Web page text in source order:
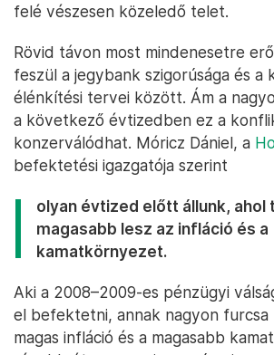
felé vészesen közeledő telet.
Rövid távon most mindenesetre
feszül a jegybank szigorúsága és a
élénkítési tervei között. Ám a
a következő évtizedben ez a
konzerválódhat. Móricz Dániel, a
befektetési igazgatója szerint
olyan évtized előtt állunk, ahol
magasabb lesz az infláció és a
kamatkörnyezet.
Aki a 2008–2009-es pénzügyi
el befektetni, annak nagyon furcsa
magas infláció és a magasabb